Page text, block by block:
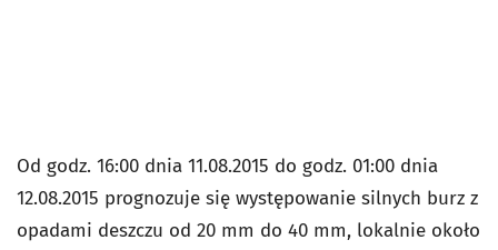
Od godz. 16:00 dnia 11.08.2015 do godz. 01:00 dnia
12.08.2015 prognozuje się występowanie silnych burz z
opadami deszczu od 20 mm do 40 mm, lokalnie około